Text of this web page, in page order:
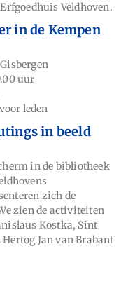
Veldhoven.
in de Kempen
uur
leden
in beeld
in de bibliotheek
zich de
zien de activiteiten
Kostka, Sint
Jan van Brabant